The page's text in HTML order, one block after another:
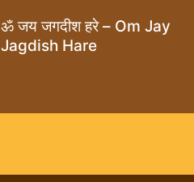
ॐ जय जगदीश हरे – Om Jay
Jagdish Hare